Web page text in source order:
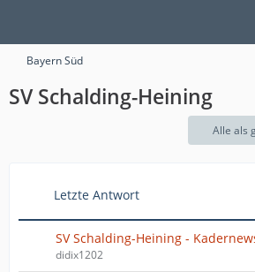
Bayern Süd
SV Schalding-Heining
Alle als
Letzte Antwort
SV Schalding-Heining -
didix1202